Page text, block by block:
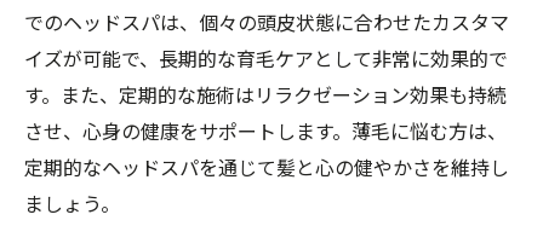
でのヘッドスパは、個々の頭皮状態に合わせたカスタマ
イズが可能で、長期的な育毛ケアとして非常に効果的で
す。また、定期的な施術はリラクゼーション効果も持続
させ、心身の健康をサポートします。薄毛に悩む方は、
定期的なヘッドスパを通じて髪と心の健やかさを維持し
ましょう。